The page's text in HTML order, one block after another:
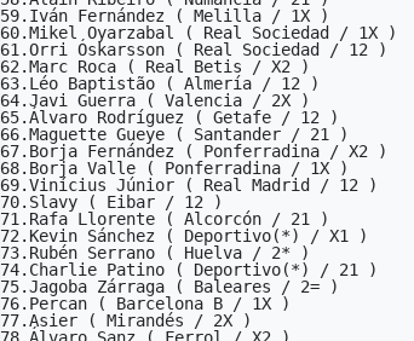
59.Iván Fernández ( Melilla / 1X )
60.Mikel Oyarzabal ( Real Sociedad /
61.Orri Óskarsson ( Real Sociedad /
62.Marc Roca ( Real Betis / X2 )
63.Léo Baptistão ( Almería / 12 )
64.Javi Guerra ( Valencia / 2X )
65.Álvaro Rodríguez ( Getafe / 12 )
66.Maguette Gueye ( Santander / 21 )
67.Borja Fernández ( Ponferradina /
68.Borja Valle ( Ponferradina / 1X )
69.Vinícius Júnior ( Real Madrid / 12
70.Slavy ( Eibar / 12 )
71.Rafa Llorente ( Alcorcón / 21 )
72.Kevin Sánchez ( Deportivo(*) / X1 )
73.Rubén Serrano ( Huelva / 2* )
74.Charlie Patino ( Deportivo(*) / 21
75.Jagoba Zárraga ( Baleares / 2= )
76.Percan ( Barcelona B / 1X )
77.Asier ( Mirandés / 2X )